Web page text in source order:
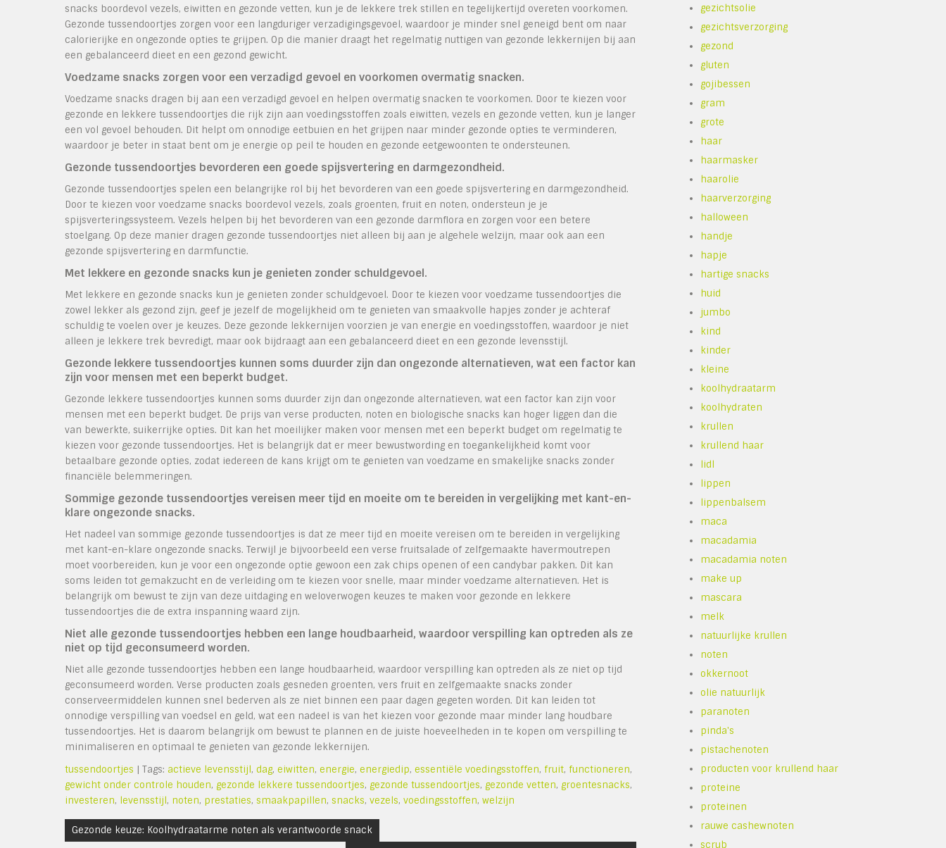
snacks boordevol vezels, eiwitten en gezonde vetten, kun je de lekkere trek stillen en tegelijkertijd overeten voorkomen.
Gezonde tussendoortjes zorgen voor een langduriger verzadigingsgevoel, waardoor je minder snel geneigd bent om naar
calorierijke en ongezonde opties te grijpen. Op die manier draagt het regelmatig nuttigen van gezonde lekkernijen bij aan
een gebalanceerd dieet en een gezond gewicht.
Voedzame snacks zorgen voor een verzadigd gevoel en voorkomen overmatig snacken.
Voedzame snacks dragen bij aan een verzadigd gevoel en helpen overmatig snacken te voorkomen. Door te kiezen voor
gezonde en lekkere tussendoortjes die rijk zijn aan voedingsstoffen zoals eiwitten, vezels en gezonde vetten, kun je langer
een vol gevoel behouden. Dit helpt om onnodige eetbuien en het grijpen naar minder gezonde opties te verminderen,
waardoor je beter in staat bent om je energie op peil te houden en gezonde eetgewoonten te ondersteunen.
Gezonde tussendoortjes bevorderen een goede spijsvertering en darmgezondheid.
Gezonde tussendoortjes spelen een belangrijke rol bij het bevorderen van een goede spijsvertering en darmgezondheid.
Door te kiezen voor voedzame snacks boordevol vezels, zoals groenten, fruit en noten, ondersteun je je
spijsverteringssysteem. Vezels helpen bij het bevorderen van een gezonde darmflora en zorgen voor een betere
stoelgang. Op deze manier dragen gezonde tussendoortjes niet alleen bij aan je algehele welzijn, maar ook aan een
gezonde spijsvertering en darmfunctie.
Met lekkere en gezonde snacks kun je genieten zonder schuldgevoel.
Met lekkere en gezonde snacks kun je genieten zonder schuldgevoel. Door te kiezen voor voedzame tussendoortjes die
zowel lekker als gezond zijn, geef je jezelf de mogelijkheid om te genieten van smaakvolle hapjes zonder je achteraf
schuldig te voelen over je keuzes. Deze gezonde lekkernijen voorzien je van energie en voedingsstoffen, waardoor je niet
alleen je lekkere trek bevredigt, maar ook bijdraagt aan een gebalanceerd dieet en een gezonde levensstijl.
Gezonde lekkere tussendoortjes kunnen soms duurder zijn dan ongezonde alternatieven, wat een factor kan
zijn voor mensen met een beperkt budget.
Gezonde lekkere tussendoortjes kunnen soms duurder zijn dan ongezonde alternatieven, wat een factor kan zijn voor
mensen met een beperkt budget. De prijs van verse producten, noten en biologische snacks kan hoger liggen dan die
van bewerkte, suikerrijke opties. Dit kan het moeilijker maken voor mensen met een beperkt budget om regelmatig te
kiezen voor gezonde tussendoortjes. Het is belangrijk dat er meer bewustwording en toegankelijkheid komt voor
betaalbare gezonde opties, zodat iedereen de kans krijgt om te genieten van voedzame en smakelijke snacks zonder
financiële belemmeringen.
Sommige gezonde tussendoortjes vereisen meer tijd en moeite om te bereiden in vergelijking met kant-en-
klare ongezonde snacks.
Het nadeel van sommige gezonde tussendoortjes is dat ze meer tijd en moeite vereisen om te bereiden in vergelijking
met kant-en-klare ongezonde snacks. Terwijl je bijvoorbeeld een verse fruitsalade of zelfgemaakte havermoutrepen
moet voorbereiden, kun je voor een ongezonde optie gewoon een zak chips openen of een candybar pakken. Dit kan
soms leiden tot gemakzucht en de verleiding om te kiezen voor snelle, maar minder voedzame alternatieven. Het is
belangrijk om bewust te zijn van deze uitdaging en weloverwogen keuzes te maken voor gezonde en lekkere
tussendoortjes die de extra inspanning waard zijn.
Niet alle gezonde tussendoortjes hebben een lange houdbaarheid, waardoor verspilling kan optreden als ze
niet op tijd geconsumeerd worden.
Niet alle gezonde tussendoortjes hebben een lange houdbaarheid, waardoor verspilling kan optreden als ze niet op tijd
geconsumeerd worden. Verse producten zoals gesneden groenten, vers fruit en zelfgemaakte snacks zonder
conserveermiddelen kunnen snel bederven als ze niet binnen een paar dagen gegeten worden. Dit kan leiden tot
onnodige verspilling van voedsel en geld, wat een nadeel is van het kiezen voor gezonde maar minder lang houdbare
tussendoortjes. Het is daarom belangrijk om bewust te plannen en de juiste hoeveelheden in te kopen om verspilling te
minimaliseren en optimaal te genieten van gezonde lekkernijen.
tussendoortjes | Tags: actieve levensstijl, dag, eiwitten, energie, energiedip, essentiële voedingsstoffen, fruit, functioneren,
gewicht onder controle houden, gezonde lekkere tussendoortjes, gezonde tussendoortjes, gezonde vetten, groentesnacks,
investeren, levensstijl, noten, prestaties, smaakpapillen, snacks, vezels, voedingsstoffen, welzijn
Bericht
Gezonde keuze: Koolhydraatarme noten als verantwoorde snack
gezichtsolie
gezichtsverzorging
gezond
gluten
gojibessen
gram
grote
haar
haarmasker
haarolie
haarverzorging
halloween
handje
hapje
hartige snacks
huid
jumbo
kind
kinder
kleine
koolhydraatarm
koolhydraten
krullen
krullend haar
lidl
lippen
lippenbalsem
maca
macadamia
macadamia noten
make up
mascara
melk
natuurlijke krullen
noten
okkernoot
olie natuurlijk
paranoten
pinda's
pistachenoten
producten voor krullend haar
proteine
proteinen
rauwe cashewnoten
scrub